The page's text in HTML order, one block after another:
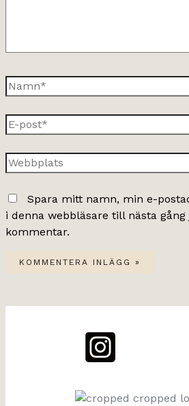
Namn*
E-
post*
Webbplats
Spara mitt namn, min e-
i denna webbläsare till nästa gång
kommentar.